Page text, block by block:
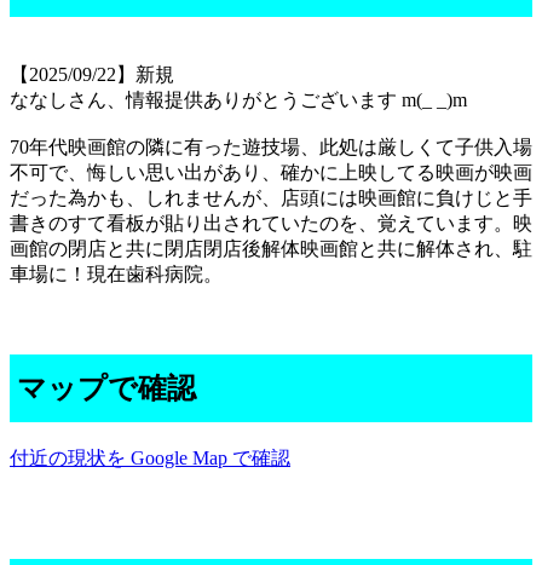
【2025/09/22】新規
ななしさん、情報提供ありがとうございます m(_ _)m
70年代映画館の隣に有った遊技場、此処は厳しくて子供入場
不可で、悔しい思い出があり、確かに上映してる映画が映画
だった為かも、しれませんが、店頭には映画館に負けじと手
書きのすて看板が貼り出されていたのを、覚えています。映
画館の閉店と共に閉店閉店後解体映画館と共に解体され、駐
車場に！現在歯科病院。
マップで確認
付近の現状を Google Map で確認